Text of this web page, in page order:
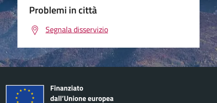
Problemi in città
Segnala disservizio